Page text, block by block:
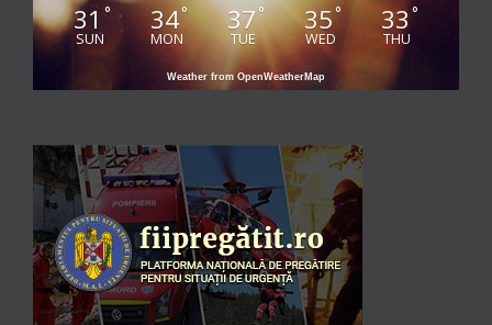
31 °
SUN
34°
MON
37°
TUE
35°
WED
33 °
THU
Weather from OpenWeatherMap